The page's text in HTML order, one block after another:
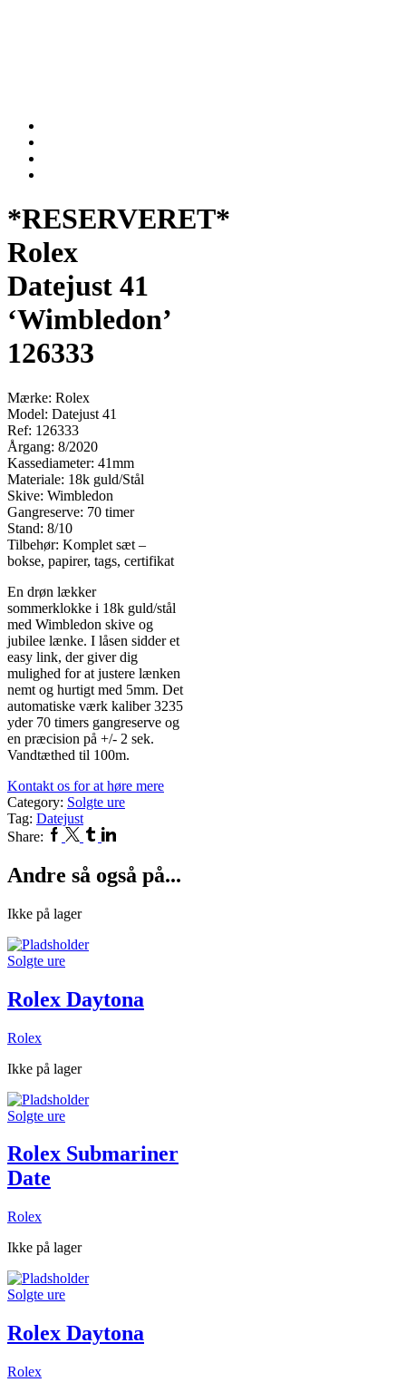
*RESERVERET*
Rolex
Datejust 41
‘Wimbledon’
126333
Mærke: Rolex
Model: Datejust 41
Ref: 126333
Årgang: 8/2020
Kassediameter: 41mm
Materiale: 18k guld/Stål
Skive: Wimbledon
Gangreserve: 70 timer
Stand: 8/10
Tilbehør: Komplet sæt –
bokse, papirer, tags, certifikat
En drøn lækker
sommerklokke i 18k guld/stål
med Wimbledon skive og
jubilee lænke. I låsen sidder et
easy link, der giver dig
mulighed for at justere lænken
nemt og hurtigt med 5mm. Det
automatiske værk kaliber 3235
yder 70 timers gangreserve og
en præcision på +/- 2 sek.
Vandtæthed til 100m.
Kontakt os for at høre mere
Category: Solgte ure
Tag: Datejust
Share: Facebook
Twitter
TumblrLinkedin
Andre så også på...
Ikke på lager
Solgte ure
Rolex Daytona
Rolex
Ikke på lager
Solgte ure
Rolex Submariner
Date
Rolex
Ikke på lager
Solgte ure
Rolex Daytona
Rolex